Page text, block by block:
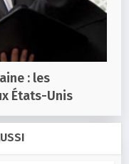
: les
États-Unis